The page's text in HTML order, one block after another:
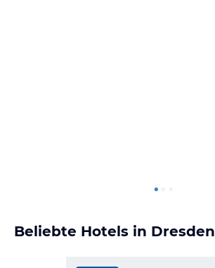
Beliebte Hotels in Dresden